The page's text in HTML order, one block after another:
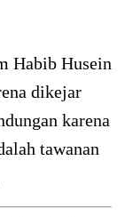
Habib Husein
dikejar
karena
tawanan